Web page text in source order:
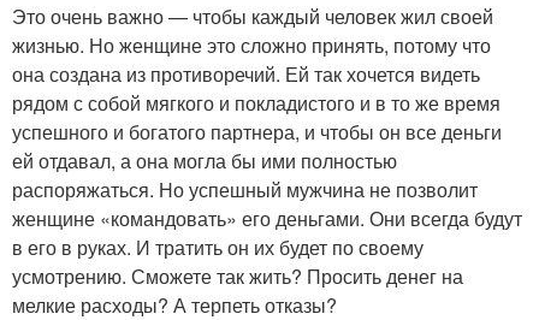
Это очень важно — чтобы каждый человек жил своей
жизнью. Но женщине это сложно принять, потому что
она создана из противоречий. Ей так хочется видеть
рядом с собой мягкого и покладистого и в то же время
успешного и богатого партнера, и чтобы он все деньги
ей отдавал, а она могла бы ими полностью
распоряжаться. Но успешный мужчина не позволит
женщине «командовать» его деньгами. Они всегда будут
в его в руках. И тратить он их будет по своему
усмотрению. Сможете так жить? Просить денег на
мелкие расходы? А терпеть отказы?